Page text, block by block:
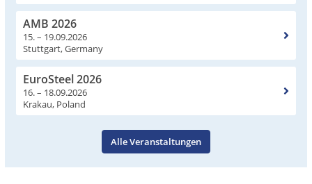
AMB 2026
15. – 19.09.2026
Stuttgart, Germany
EuroSteel 2026
16. – 18.09.2026
Krakau, Poland
Alle Veranstaltungen